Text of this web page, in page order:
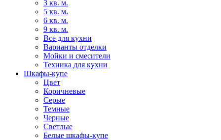
3 кв. м.
5 кв. м.
6 кв. м.
9 кв. м.
Все для кухни
Варианты отделки
Мойки и смесители
Техника для кухни
Шкафы-купе
Цвет
Коричневые
Серые
Темные
Черные
Светлые
Белые шкафы-купе